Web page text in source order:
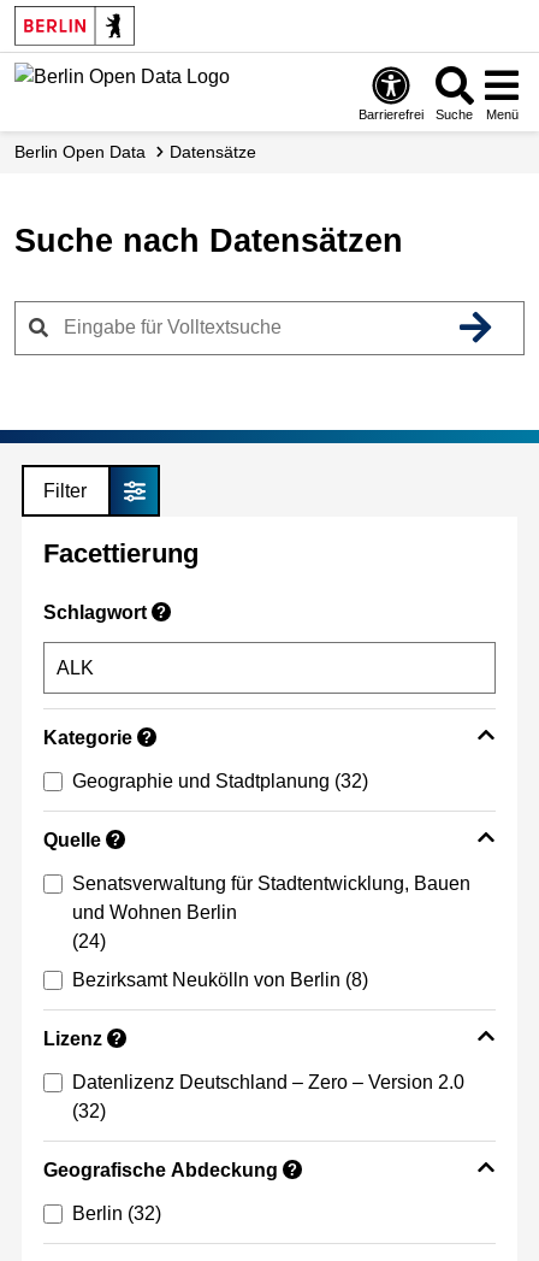
Skip
to
main
Barrierefrei Suche Menü
Berlin Open Data Datensätze
Suche nach Datensätzen
Filter
Facettierung
Schlagwort ?
Kategorie ?
Geographie und Stadtplanung (32)
Quelle ?
Senatsverwaltung für Stadtentwicklung, Bauen
und Wohnen Berlin
(24)
Bezirksamt Neukölln von Berlin (8)
Lizenz ?
Datenlizenz Deutschland – Zero – Version 2.0
(32)
Geografische Abdeckung ?
Berlin (32)